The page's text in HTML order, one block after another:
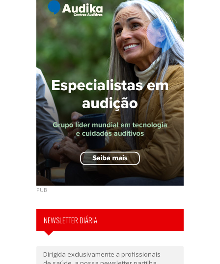
PUB
NEWSLETTER DIÁRIA
Dirigida exclusivamente a profissionais